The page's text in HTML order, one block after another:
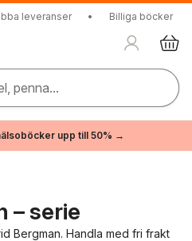
leveranser • Billiga böcker
penna...
upp till 50% →
– serie
Bergman. Handla med fri frakt